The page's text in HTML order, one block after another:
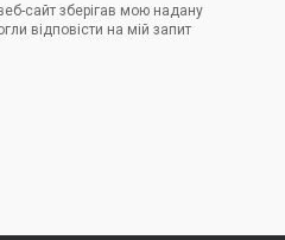
сайт зберігав мою надану
відповісти на мій запит